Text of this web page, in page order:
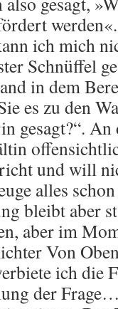
ich mich
Schnüffel
in dem
es zu den
gesagt?“.
und will
alles
bleibt aber
aber im
Von
ich die
der